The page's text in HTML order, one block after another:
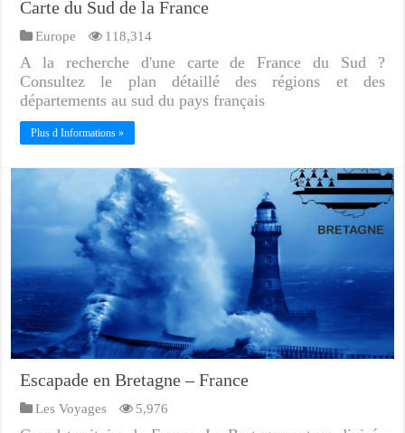
Carte du Sud de la France
Europe 118,314
A la recherche d'une carte de France du Sud ?
Consultez le plan détaillé des régions et des
départements au sud du pays français
Plus d Informations »
Escapade en Bretagne – France
Les Voyages 5,976